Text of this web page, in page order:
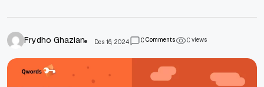
Frydho Ghazian Des 16, 2024 0Comments 0views